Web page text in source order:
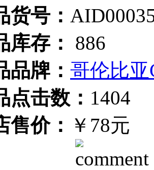
货号：
库存：
886
品牌： 哥伦比亚
点击数： 1404
售价： ￥78元